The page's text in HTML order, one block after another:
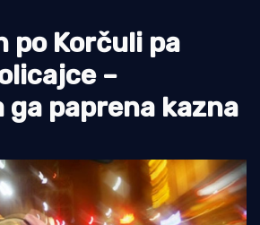
po Korčuli pa
–
ga paprena kazna